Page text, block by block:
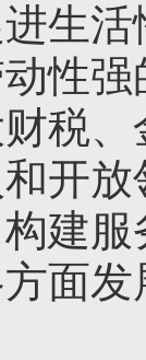
生
性
税
开
建
面